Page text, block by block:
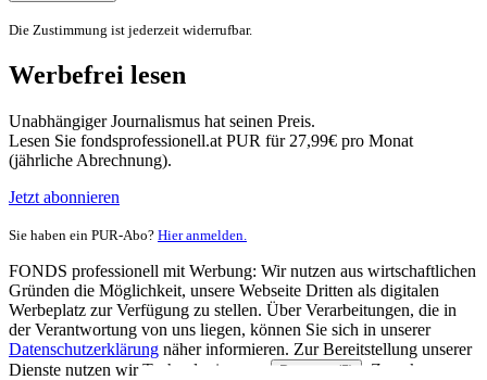
Die Zustimmung ist jederzeit widerrufbar.
Werbefrei lesen
Unabhängiger Journalismus hat seinen Preis.
Lesen Sie fondsprofessionell.at PUR für 27,99€ pro Monat
(jährliche Abrechnung).
Jetzt abonnieren
Sie haben ein PUR-Abo? Hier anmelden.
FONDS professionell mit Werbung: Wir nutzen aus wirtschaftlichen
Gründen die Möglichkeit, unsere Webseite Dritten als digitalen
Werbeplatz zur Verfügung zu stellen. Über Verarbeitungen, die in
der Verantwortung von uns liegen, können Sie sich in unserer
Datenschutzerklärung näher informieren. Zur Bereitstellung unserer
Dienste nutzen wir Technologien von
Partnern (5)
. Zwecke: